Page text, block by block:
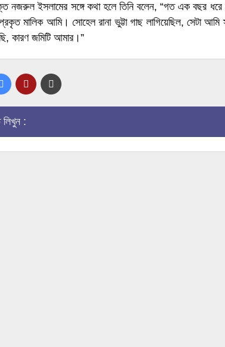
নজরুল ইসলামের সঙ্গে কথা হলে তিনি বলেন, “গত এক বছর
মালিক আমি। সোহেল রানা ভুট্টা গাছ লাগিয়েছিল, সেটা
কারণ জমিটি আমার।”
: